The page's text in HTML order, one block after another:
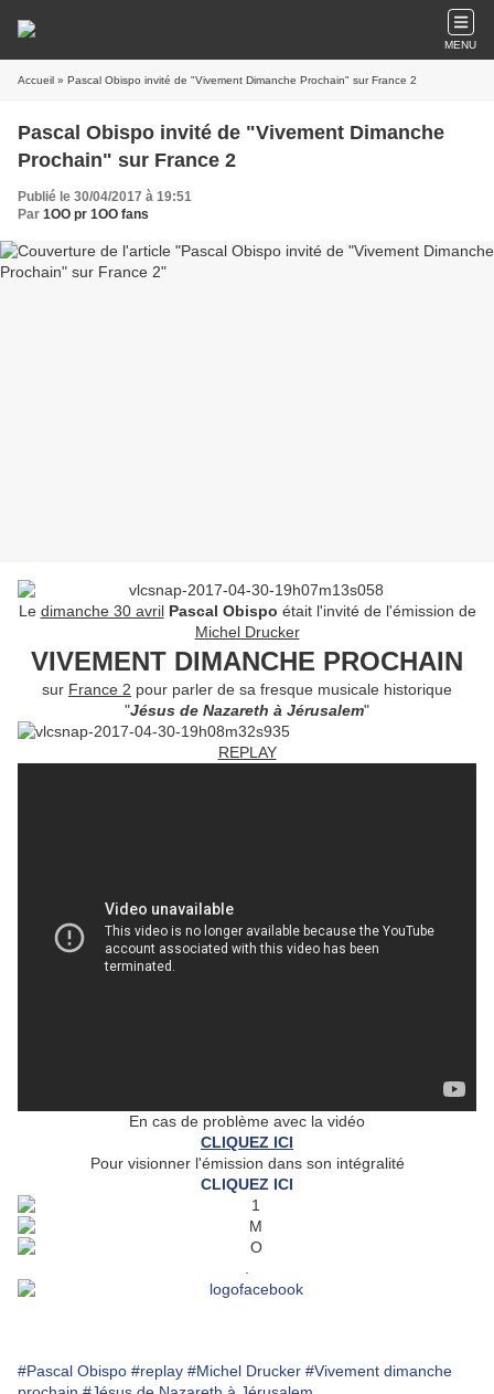
MENU
Accueil » Pascal Obispo invité de "Vivement Dimanche Prochain" sur France 2
Pascal Obispo invité de "Vivement Dimanche
Prochain" sur France 2
Publié le 30/04/2017 à 19:51
Par 1OO pr 1OO fans
Le dimanche 30 avril Pascal Obispo était l'invité de l'émission de
Michel Drucker
VIVEMENT DIMANCHE PROCHAIN
sur France 2 pour parler de sa fresque musicale historique
"Jésus de Nazareth à Jérusalem"
REPLAY
En cas de problème avec la vidéo
CLIQUEZ ICI
Pour visionner l'émission dans son intégralité
CLIQUEZ ICI
#Pascal Obispo #replay #Michel Drucker #Vivement dimanche